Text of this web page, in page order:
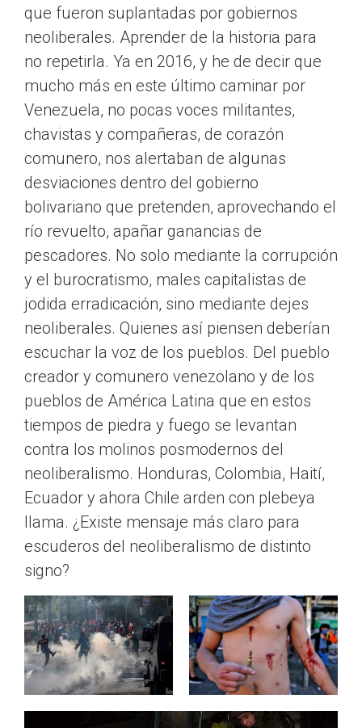
que fueron suplantadas por gobiernos
neoliberales. Aprender de la historia para
no repetirla. Ya en 2016, y he de decir que
mucho más en este último caminar por
Venezuela, no pocas voces militantes,
chavistas y compañeras, de corazón
comunero, nos alertaban de algunas
desviaciones dentro del gobierno
bolivariano que pretenden, aprovechando el
río revuelto, apañar ganancias de
pescadores. No solo mediante la corrupción
y el burocratismo, males capitalistas de
jodida erradicación, sino mediante dejes
neoliberales. Quienes así piensen deberían
escuchar la voz de los pueblos. Del pueblo
creador y comunero venezolano y de los
pueblos de América Latina que en estos
tiempos de piedra y fuego se levantan
contra los molinos posmodernos del
neoliberalismo. Honduras, Colombia, Haití,
Ecuador y ahora Chile arden con plebeya
llama. ¿Existe mensaje más claro para
escuderos del neoliberalismo de distinto
signo?